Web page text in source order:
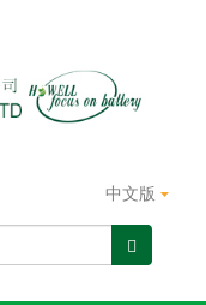
中文版